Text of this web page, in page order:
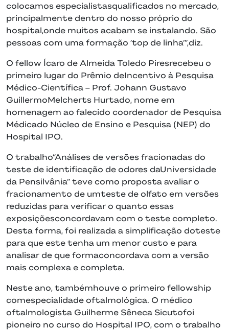
colocamos especialistasqualificados no mercado,
principalmente dentro do nosso próprio do
hospital,onde muitos acabam se instalando. São
pessoas com uma formação ‘top de linha’”,diz.
O fellow Ícaro de Almeida Toledo Piresrecebeu o
primeiro lugar do Prêmio deIncentivo à Pesquisa
Médico-Científica – Prof. Johann Gustavo
GuillermoMelcherts Hurtado, nome em
homenagem ao falecido coordenador de Pesquisa
Médicado Núcleo de Ensino e Pesquisa (NEP) do
Hospital IPO.
O trabalho“Análises de versões fracionadas do
teste de identificação de odores daUniversidade
da Pensilvânia” teve como proposta avaliar o
fracionamento de umteste de olfato em versões
reduzidas para verificar o quanto essas
exposiçõesconcordavam com o teste completo.
Desta forma, foi realizada a simplificação doteste
para que este tenha um menor custo e para
analisar de que formaconcordava com a versão
mais complexa e completa.
Neste ano, tambémhouve o primeiro fellowship
comespecialidade oftalmológica. O médico
oftalmologista Guilherme Sêneca Sicutofoi
pioneiro no curso do Hospital IPO, com o trabalho